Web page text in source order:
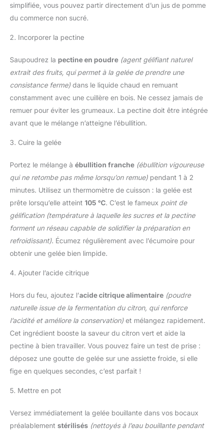
simplifiée, vous pouvez partir directement d’un jus de pomme
du commerce non sucré.
2. Incorporer la pectine
Saupoudrez la pectine en poudre (agent gélifiant naturel
extrait des fruits, qui permet à la gelée de prendre une
consistance ferme) dans le liquide chaud en remuant
constamment avec une cuillère en bois. Ne cessez jamais de
remuer pour éviter les grumeaux. La pectine doit être intégrée
avant que le mélange n’atteigne l’ébullition.
3. Cuire la gelée
Portez le mélange à ébullition franche (ébullition vigoureuse
qui ne retombe pas même lorsqu’on remue) pendant 1 à 2
minutes. Utilisez un thermomètre de cuisson : la gelée est
prête lorsqu’elle atteint 105 °C. C’est le fameux point de
gélification (température à laquelle les sucres et la pectine
forment un réseau capable de solidifier la préparation en
refroidissant). Écumez régulièrement avec l’écumoire pour
obtenir une gelée bien limpide.
4. Ajouter l’acide citrique
Hors du feu, ajoutez l’acide citrique alimentaire (poudre
naturelle issue de la fermentation du citron, qui renforce
l’acidité et améliore la conservation) et mélangez rapidement.
Cet ingrédient booste la saveur du citron vert et aide la
pectine à bien travailler. Vous pouvez faire un test de prise :
déposez une goutte de gelée sur une assiette froide, si elle
fige en quelques secondes, c’est parfait !
5. Mettre en pot
Versez immédiatement la gelée bouillante dans vos bocaux
préalablement stérilisés (nettoyés à l’eau bouillante pendant